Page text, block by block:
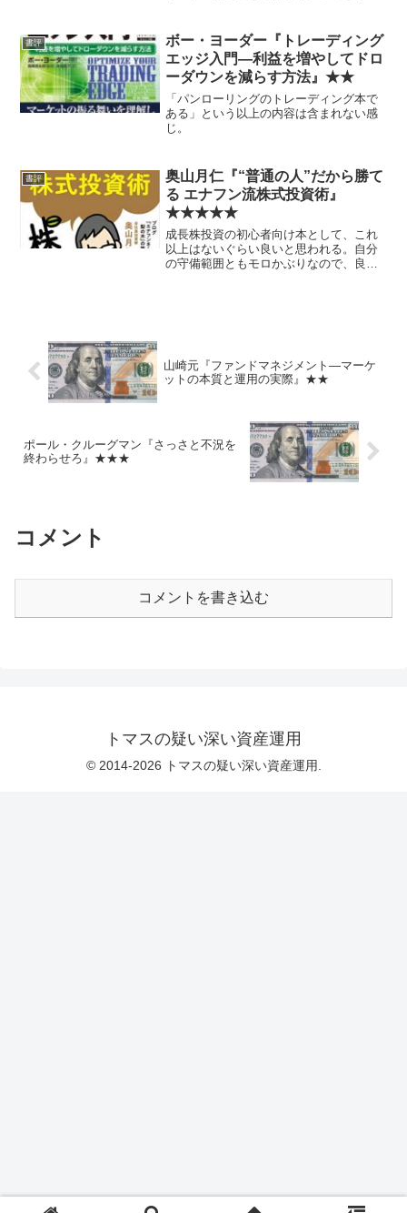
しなくはないが、非常に良い内容に思え
る。おすすめ。
書評
ボー・ヨーダー『トレーディング
エッジ入門―利益を増やしてドロ
ーダウンを減らす方法』★★
「パンローリングのトレーディング本で
ある」という以上の内容は含まれない感
じ。
書評
奥山月仁『“普通の人”だから勝て
る エナフン流株式投資術』
★★★★★
成長株投資の初心者向け本として、これ
以上はないぐらい良いと思われる。自分
の守備範囲ともモロかぶりなので、良い
山崎元『ファンドマネジメント―マーケ
ットの本質と運用の実際』★★
ポール・クルーグマン『さっさと不況を
終わらせろ』★★★
コメント
コメントを書き込む
トマスの疑い深い資産運用
© 2014-2026 トマスの疑い深い資産運用.